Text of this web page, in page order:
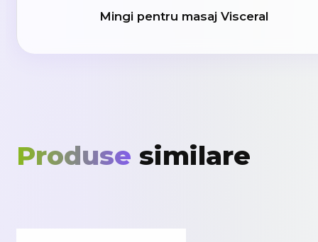
Mingi pentru masaj Visceral
Produse similare